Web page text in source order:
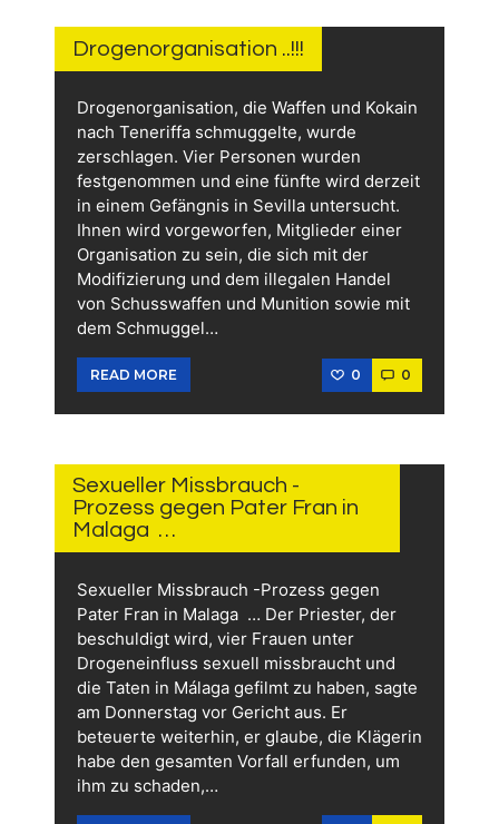
Drogenorganisation ..!!!
Drogenorganisation, die Waffen und Kokain
nach Teneriffa schmuggelte, wurde
zerschlagen. Vier Personen wurden
festgenommen und eine fünfte wird derzeit
in einem Gefängnis in Sevilla untersucht.
Ihnen wird vorgeworfen, Mitglieder einer
Organisation zu sein, die sich mit der
Modifizierung und dem illegalen Handel
von Schusswaffen und Munition sowie mit
dem Schmuggel…
READ MORE 0 0
Sexueller Missbrauch -
Prozess gegen Pater Fran in
Malaga …
Sexueller Missbrauch -Prozess gegen
Pater Fran in Malaga … Der Priester, der
beschuldigt wird, vier Frauen unter
Drogeneinfluss sexuell missbraucht und
die Taten in Málaga gefilmt zu haben, sagte
am Donnerstag vor Gericht aus. Er
beteuerte weiterhin, er glaube, die Klägerin
habe den gesamten Vorfall erfunden, um
ihm zu schaden,…